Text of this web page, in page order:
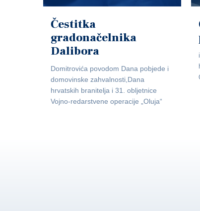
Čestitka
gradonačelnika
Dalibora
Domitrovića povodom Dana pobjede i
domovinske zahvalnosti,Dana
hrvatskih branitelja i 31. obljetnice
Vojno-redarstvene operacije „Oluja“